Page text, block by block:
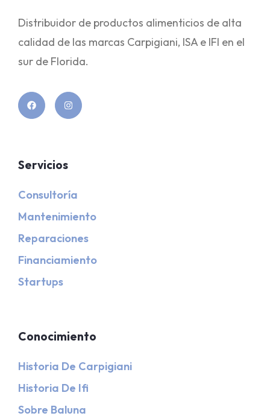
Distribuidor de productos alimenticios de alta
calidad de las marcas Carpigiani, ISA e IFI en el
sur de Florida.
Servicios
Consultoría
Mantenimiento
Reparaciones
Financiamiento
Startups
Conocimiento
Historia De Carpigiani
Historia De Ifi
Sobre Baluna